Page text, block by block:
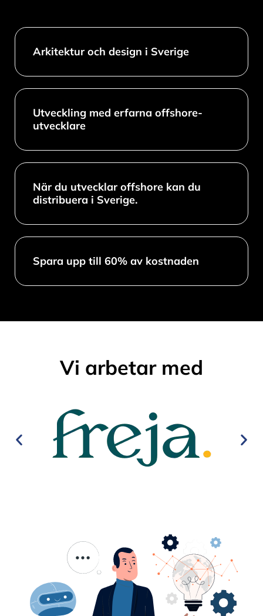
Arkitektur och design i Sverige​
Utveckling med erfarna offshore-
utvecklare
När du utvecklar offshore kan du
distribuera i Sverige.
Spara upp till 60% av kostnaden
Vi arbetar med